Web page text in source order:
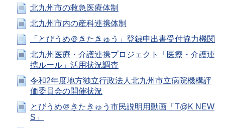
北九州市の救急医療体制
北九州市内の産科連携体制
「とびうめ＠きたきゅう」登録申出書受付協力機関
北九州医療・介護連携プロジェクト「医療・介護連
携ルール」活用状況調査
令和2年度地方独立行政法人北九州市立病院機構評
価委員会の開催状況
とびうめ＠きたきゅう市民説明用動画「T@K NEW
S」